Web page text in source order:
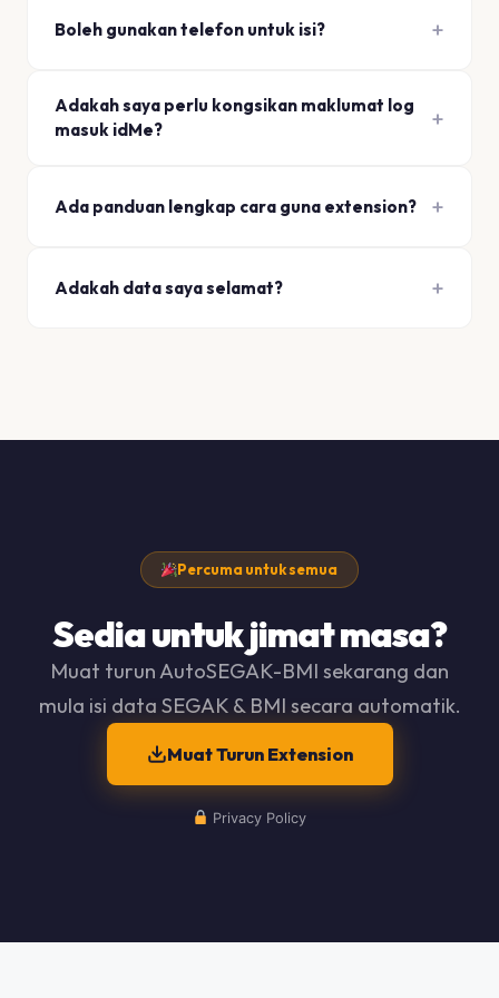
Boleh gunakan telefon untuk isi?
Adakah saya perlu kongsikan maklumat log
masuk idMe?
Ada panduan lengkap cara guna extension?
Adakah data saya selamat?
Percuma untuk semua
Sedia untuk jimat masa?
Muat turun AutoSEGAK-BMI sekarang dan
mula isi data SEGAK & BMI secara automatik.
Muat Turun Extension
Privacy Policy